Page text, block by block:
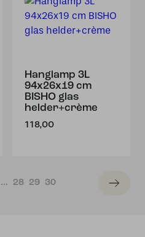
Hanglamp 3L
94x26x19 cm
BISHO glas
helder+crème
118,00
… 28 29 30